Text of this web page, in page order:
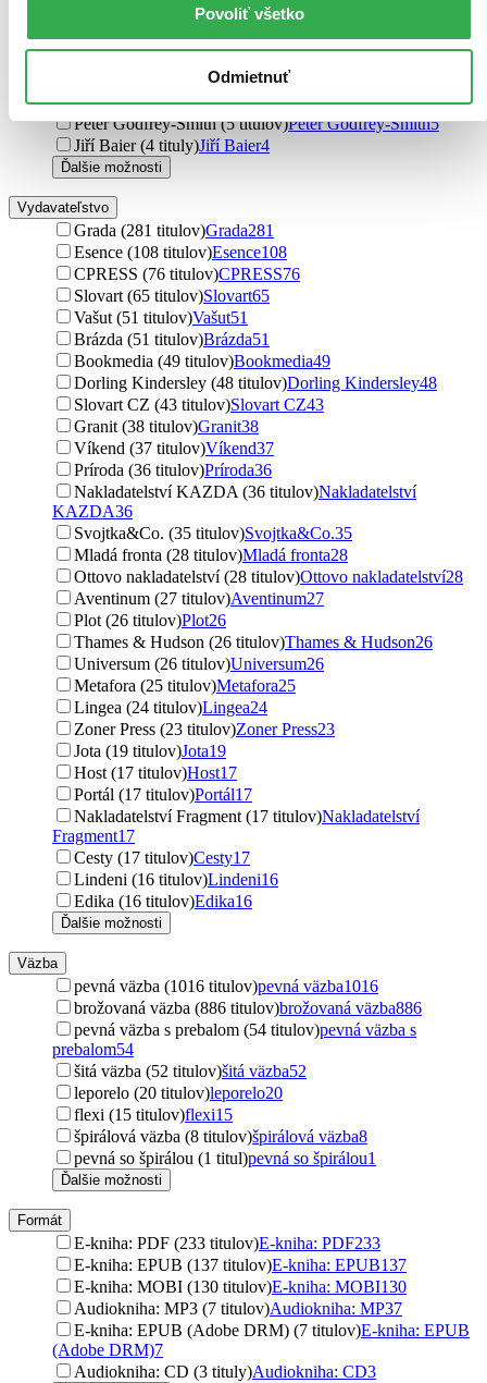
Povoliť všetko
Odmietnuť
Ivan Kňaze (5 titulov)Ivan Kňaze
Jürgen Tautz (5 titulov)Jürgen Tautz5
Mark Hodgkinson (5 titulov)Mark Hodgkinson
Susanne Bruns (5 titulov)Susanne Bruns5
Peter Godfrey-Smith (5 titulov)Peter Godfrey-Smith5
Jiří Baier (4 tituly)Jiří Baier4
Ďalšie možnosti
Vydavateľstvo
Grada (281 titulov)Grada281
Esence (108 titulov)Esence108
CPRESS (76 titulov)CPRESS76
Slovart (65 titulov)Slovart65
Vašut (51 titulov)Vašut51
Brázda (51 titulov)Brázda51
Bookmedia (49 titulov)Bookmedia49
Dorling Kindersley (48 titulov)Dorling Kindersley48
Slovart CZ (43 titulov)Slovart CZ43
Granit (38 titulov)Granit38
Víkend (37 titulov)Víkend37
Príroda (36 titulov)Príroda36
Nakladatelství KAZDA (36 titulov)Nakladatelství
KAZDA36
Svojtka&Co. (35 titulov)Svojtka&Co.35
Mladá fronta (28 titulov)Mladá fronta28
Ottovo nakladatelství (28 titulov)Ottovo nakladatelství28
Aventinum (27 titulov)Aventinum27
Plot (26 titulov)Plot26
Thames & Hudson (26 titulov)Thames & Hudson26
Universum (26 titulov)Universum26
Metafora (25 titulov)Metafora25
Lingea (24 titulov)Lingea24
Zoner Press (23 titulov)Zoner Press23
Jota (19 titulov)Jota19
Host (17 titulov)Host17
Portál (17 titulov)Portál17
Nakladatelství Fragment (17 titulov)Nakladatelství
Fragment17
Cesty (17 titulov)Cesty17
Lindeni (16 titulov)Lindeni16
Edika (16 titulov)Edika16
Ďalšie možnosti
Väzba
pevná väzba (1016 titulov)pevná väzba1016
brožovaná väzba (886 titulov)brožovaná väzba886
pevná väzba s prebalom (54 titulov)pevná väzba s
prebalom54
šitá väzba (52 titulov)šitá väzba52
leporelo (20 titulov)leporelo20
flexi (15 titulov)flexi15
špirálová väzba (8 titulov)špirálová väzba8
pevná so špirálou (1 titul)pevná so špirálou1
Ďalšie možnosti
Formát
E-kniha: PDF (233 titulov)E-kniha: PDF233
E-kniha: EPUB (137 titulov)E-kniha: EPUB137
E-kniha: MOBI (130 titulov)E-kniha: MOBI130
Audiokniha: MP3 (7 titulov)Audiokniha: MP37
E-kniha: EPUB (Adobe DRM) (7 titulov)E-kniha: EPUB
(Adobe DRM)7
Audiokniha: CD (3 tituly)Audiokniha: CD3